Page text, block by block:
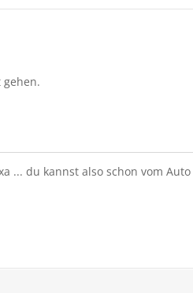
... du kannst also schon vom